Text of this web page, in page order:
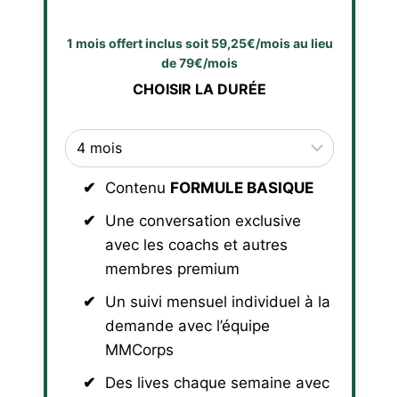
1 mois offert inclus soit 59,25€/mois au lieu
de 79€/mois
CHOISIR LA DURÉE
Contenu FORMULE BASIQUE
Une conversation exclusive
avec les coachs et autres
membres premium
Un suivi mensuel individuel à la
demande avec l’équipe
MMCorps
Des lives chaque semaine avec